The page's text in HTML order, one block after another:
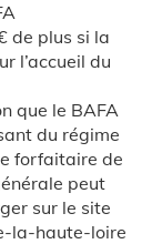
de plus si la
l’accueil du
que le BAFA
du régime
forfaitaire de
peut
sur le site
la-haute-loire